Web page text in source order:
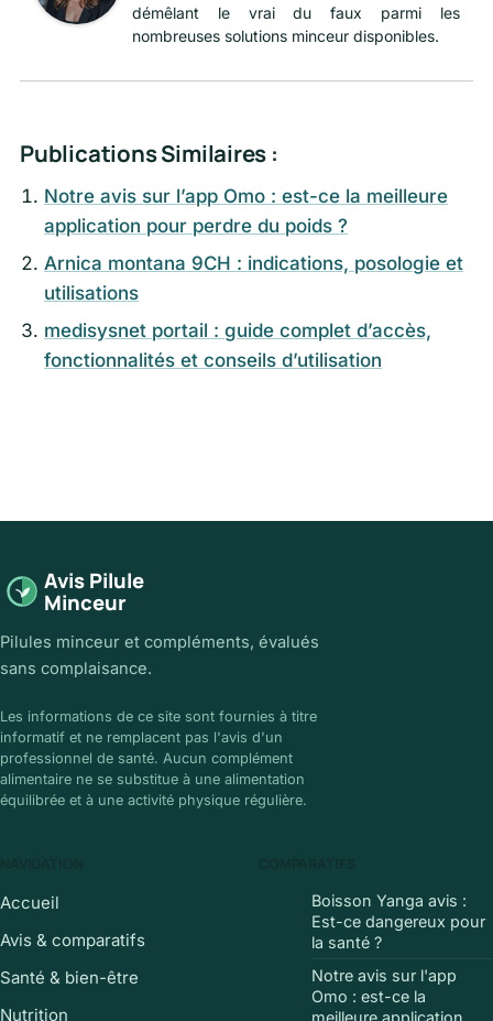
démêlant le vrai du faux parmi les
nombreuses solutions minceur disponibles.
Publications Similaires :
Notre avis sur l’app Omo : est-ce la meilleure
application pour perdre du poids ?
Arnica montana 9CH : indications, posologie et
utilisations
medisysnet portail : guide complet d’accès,
fonctionnalités et conseils d’utilisation
Avis Pilule
Minceur
Pilules minceur et compléments, évalués
sans complaisance.
Les informations de ce site sont fournies à titre
informatif et ne remplacent pas l'avis d'un
professionnel de santé. Aucun complément
alimentaire ne se substitue à une alimentation
équilibrée et à une activité physique régulière.
Accueil
Avis & comparatifs
Santé & bien-être
Nutrition
Boisson Yanga avis :
Est-ce dangereux pour
la santé ?
Notre avis sur l'app
Omo : est-ce la
meilleure application